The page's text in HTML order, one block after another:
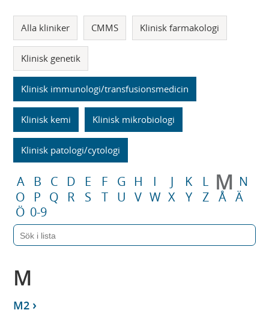
Alla kliniker CMMS Klinisk farmakologi
Klinisk genetik
Klinisk immunologi/transfusionsmedicin
Klinisk kemi Klinisk mikrobiologi
Klinisk patologi/cytologi
A B C D E F G H I J K L M N
O
P Q R S T U V W X Y Z Å Ä
Ö 0-9
M
M2